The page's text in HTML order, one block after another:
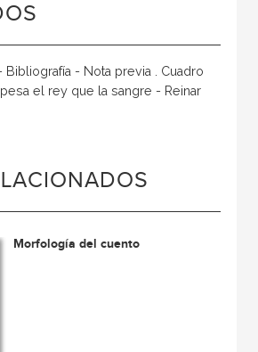
Bibliografía - Nota previa . Cuadro
el rey que la sangre - Reinar
Morfología del cuento